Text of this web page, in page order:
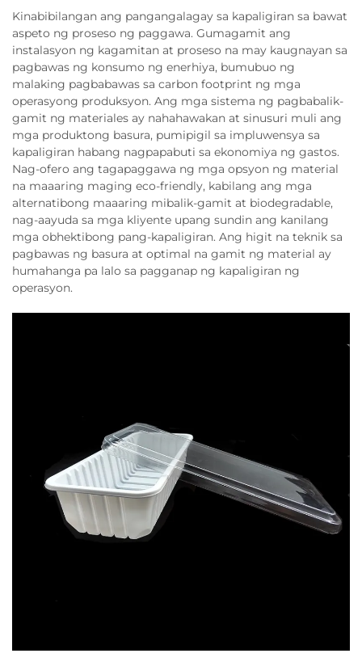
Kinabibilangan ang pangangalagay sa kapaligiran sa bawat
aspeto ng proseso ng paggawa. Gumagamit ang
instalasyon ng kagamitan at proseso na may kaugnayan sa
pagbawas ng konsumo ng enerhiya, bumubuo ng
malaking pagbabawas sa carbon footprint ng mga
operasyong produksyon. Ang mga sistema ng pagbabalik-
gamit ng materiales ay nahahawakan at sinusuri muli ang
mga produktong basura, pumipigil sa impluwensya sa
kapaligiran habang nagpapabuti sa ekonomiya ng gastos.
Nag-ofero ang tagapaggawa ng mga opsyon ng material
na maaaring maging eco-friendly, kabilang ang mga
alternatibong maaaring mibalik-gamit at biodegradable,
nag-aayuda sa mga kliyente upang sundin ang kanilang
mga obhektibong pang-kapaligiran. Ang higit na teknik sa
pagbawas ng basura at optimal na gamit ng material ay
humahanga pa lalo sa pagganap ng kapaligiran ng
operasyon.